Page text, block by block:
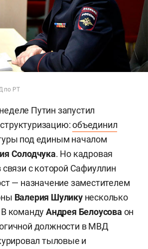
по РТ
Путин запустил
объединил
под единым началом
Солодчука. Но кадровая
связи с которой Сафиуллин
— назначение заместителем
Валерия Шуликунесколько
В командуАндрея Белоусова он
должности в МВД
тыловые и